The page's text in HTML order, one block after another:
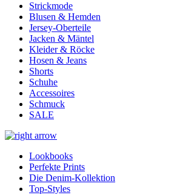
Strickmode
Blusen & Hemden
Jersey-Oberteile
Jacken & Mäntel
Kleider & Röcke
Hosen & Jeans
Shorts
Schuhe
Accessoires
Schmuck
SALE
Lookbooks
Perfekte Prints
Die Denim-Kollektion
Top-Styles